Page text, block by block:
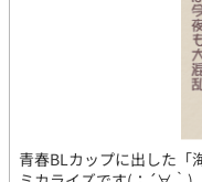
青春BLカップに出した「